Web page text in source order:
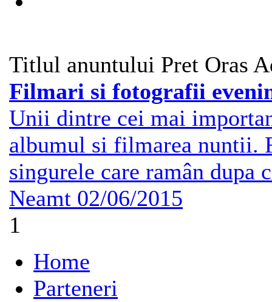
Titlul anuntului Pret Oras
Filmari si fotografii
Unii dintre cei mai
albumul si filmarea nuntii.
singurele care ramân dupa
Neamt 02/06/2015
1
Home
Parteneri